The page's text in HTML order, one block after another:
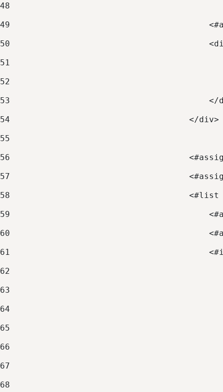
48
49
50
51
52
53
54
</
55
56
57
58
59
60
61
62
63
64
65
66
67
68